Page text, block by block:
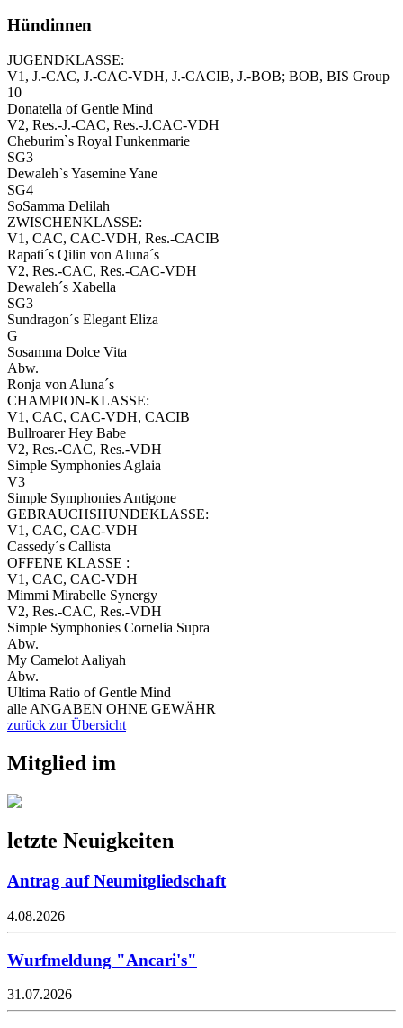
Hündinnen
JUGENDKLASSE:
V1, J.-CAC, J.-CAC-VDH, J.-CACIB, J.-BOB; BOB, BIS Group
10
Donatella of Gentle Mind
V2, Res.-J.-CAC, Res.-J.CAC-VDH
Cheburim`s Royal Funkenmarie
SG3
Dewaleh`s Yasemine Yane
SG4
SoSamma Delilah
ZWISCHENKLASSE:
V1, CAC, CAC-VDH, Res.-CACIB
Rapati´s Qilin von Aluna´s
V2, Res.-CAC, Res.-CAC-VDH
Dewaleh´s Xabella
SG3
Sundragon´s Elegant Eliza
G
Sosamma Dolce Vita
Abw.
Ronja von Aluna´s
CHAMPION-KLASSE:
V1, CAC, CAC-VDH, CACIB
Bullroarer Hey Babe
V2, Res.-CAC, Res.-VDH
Simple Symphonies Aglaia
V3
Simple Symphonies Antigone
GEBRAUCHSHUNDEKLASSE:
V1, CAC, CAC-VDH
Cassedy´s Callista
OFFENE KLASSE :
V1, CAC, CAC-VDH
Mimmi Mirabelle Synergy
V2, Res.-CAC, Res.-VDH
Simple Symphonies Cornelia Supra
Abw.
My Camelot Aaliyah
Abw.
Ultima Ratio of Gentle Mind
alle ANGABEN OHNE GEWÄHR
zurück zur Übersicht
Mitglied im
letzte Neuigkeiten
Antrag auf Neumitgliedschaft
4.08.2026
Wurfmeldung "Ancari's"
31.07.2026